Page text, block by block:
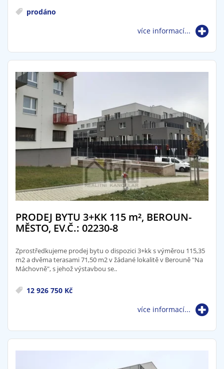
prodáno
více informací...
PRODEJ BYTU 3+KK 115 m², BEROUN-
MĚSTO, EV.Č.: 02230-8
Zprostředkujeme prodej bytu o dispozici 3+kk s výměrou 115,35
m2 a dvěma terasami 71,50 m2 v žádané lokalitě v Berouně "Na
Máchovně", s jehož výstavbou se..
12 926 750 Kč
více informací...